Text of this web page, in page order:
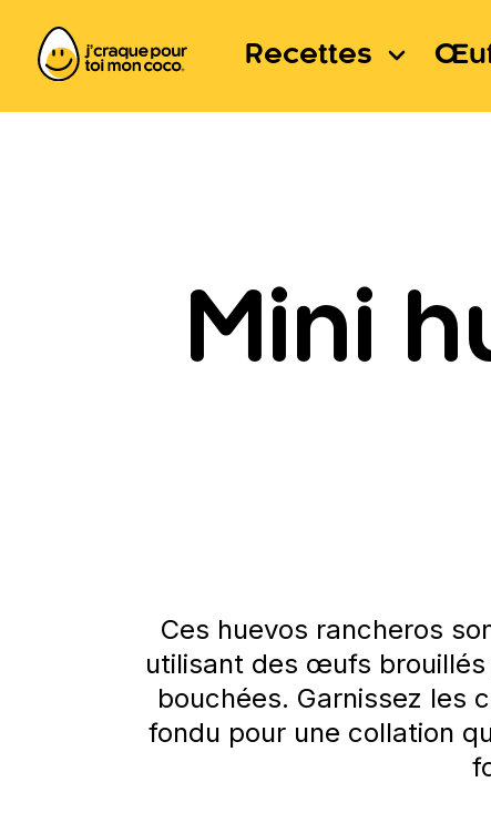
Recettes
Mini
Ces huevos rancheros
utilisant des œufs
bouchées. Garnissez les
fondu pour une collation